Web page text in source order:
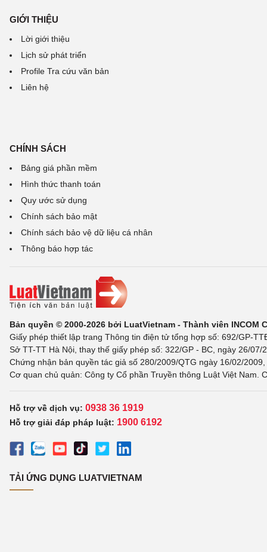
GIỚI THIỆU
Lời giới thiệu
Lịch sử phát triển
Profile Tra cứu văn bản
Liên hệ
CHÍNH SÁCH
Bảng giá phần mềm
Hình thức thanh toán
Quy ước sử dụng
Chính sách bảo mật
Chính sách bảo vệ dữ liệu cá nhân
Thông báo hợp tác
Bản quyền © 2000-2026 bởi LuatVietnam - Thành viên INCOM
Giấy phép thiết lập trang Thông tin điện tử tổng hợp số: 692/GP-
Sở TT-TT Hà Nội, thay thế giấy phép số: 322/GP - BC, ngày 26/
Chứng nhận bản quyền tác giả số 280/2009/QTG ngày 16/02/
Cơ quan chủ quản: Công ty Cổ phần Truyền thông Luật Việt Nam.
Hỗ trợ về dịch vụ: 0938 36 1919
Hỗ trợ giải đáp pháp luật: 1900 6192
TẢI ỨNG DỤNG LUATVIETNAM